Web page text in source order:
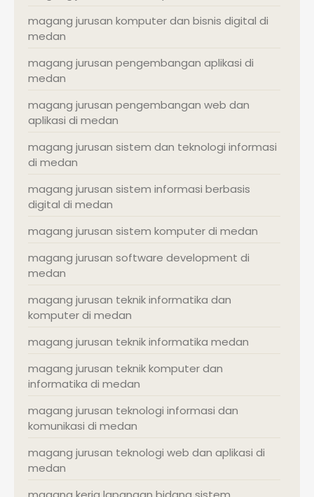
magang jurusan komputer dan bisnis digital di
medan
magang jurusan pengembangan aplikasi di
medan
magang jurusan pengembangan web dan
aplikasi di medan
magang jurusan sistem dan teknologi informasi
di medan
magang jurusan sistem informasi berbasis
digital di medan
magang jurusan sistem komputer di medan
magang jurusan software development di
medan
magang jurusan teknik informatika dan
komputer di medan
magang jurusan teknik informatika medan
magang jurusan teknik komputer dan
informatika di medan
magang jurusan teknologi informasi dan
komunikasi di medan
magang jurusan teknologi web dan aplikasi di
medan